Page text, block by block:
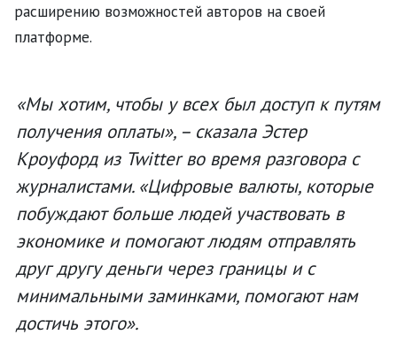
расширению возможностей авторов на своей
платформе.
«Мы хотим, чтобы у всех был доступ к путям
получения оплаты», – сказала Эстер
Кроуфорд из Twitter во время разговора с
журналистами. «Цифровые валюты, которые
побуждают больше людей участвовать в
экономике и помогают людям отправлять
друг другу деньги через границы и с
минимальными заминками, помогают нам
достичь этого».